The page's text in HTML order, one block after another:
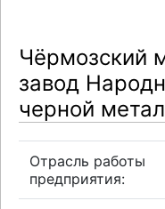
Чёрмозский
завод
черной
Отрасль работы
предприятия: